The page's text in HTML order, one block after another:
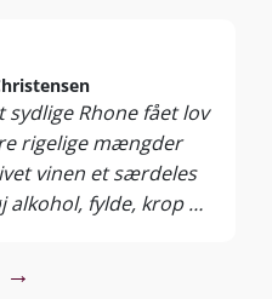
till kryddigt lamm,
tapas och mogna ostar.
Rhone fået lov
rigelige mængder
vinen et særdeles
fylde, krop og
→